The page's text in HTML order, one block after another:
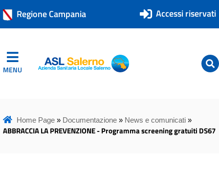
Regione Campania Accessi riservati
MENU ASL Salerno
ASL Salerno
Home Page» Documentazione» News e comunicati»
ABBRACCIA LA PREVENZIONE - Programma screening gratuiti DS67